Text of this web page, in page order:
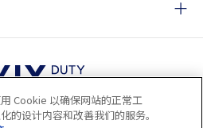
护条款
Cookie政策
Cookie 以确保网站的正常工
的设计内容和改善我们的服务。